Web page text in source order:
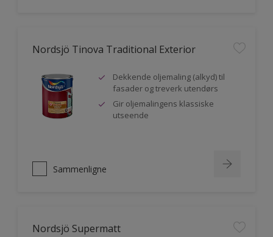
Nordsjö Tinova Traditional Exterior
Dekkende oljemaling (alkyd) til
fasader og treverk utendørs
Gir oljemalingens klassiske
utseende
Sammenligne
Nordsjö Supermatt